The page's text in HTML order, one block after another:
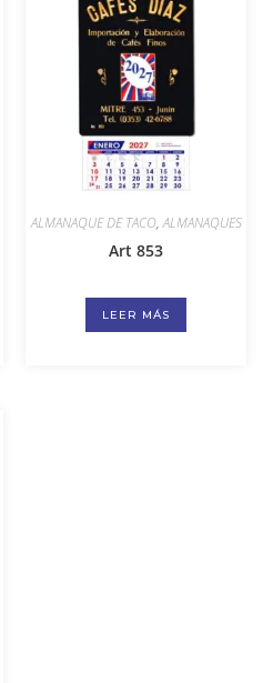
ALMANAQUE DE TACO,ALMANAQUES
Art 853
LEER MÁS